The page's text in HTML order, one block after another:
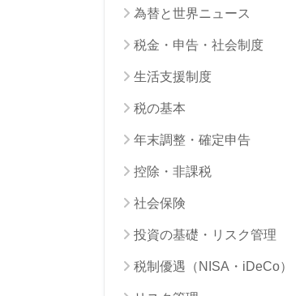
為替と世界ニュース
税金・申告・社会制度
生活支援制度
税の基本
年末調整・確定申告
控除・非課税
社会保険
投資の基礎・リスク管理
税制優遇（NISA・iDeCo）